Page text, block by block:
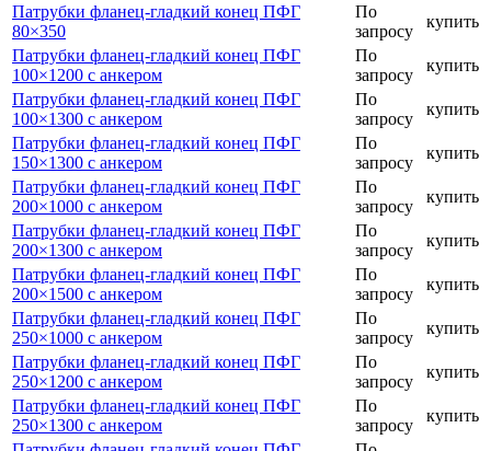
Патрубки фланец-гладкий конец ПФГ
80×350
По
запросу
купить
Патрубки фланец-гладкий конец ПФГ
100×1200 с анкером
По
запросу
купить
Патрубки фланец-гладкий конец ПФГ
100×1300 с анкером
По
запросу
купить
Патрубки фланец-гладкий конец ПФГ
150×1300 с анкером
По
запросу
купить
Патрубки фланец-гладкий конец ПФГ
200×1000 с анкером
По
запросу
купить
Патрубки фланец-гладкий конец ПФГ
200×1300 с анкером
По
запросу
купить
Патрубки фланец-гладкий конец ПФГ
200×1500 с анкером
По
запросу
купить
Патрубки фланец-гладкий конец ПФГ
250×1000 с анкером
По
запросу
купить
Патрубки фланец-гладкий конец ПФГ
250×1200 с анкером
По
запросу
купить
Патрубки фланец-гладкий конец ПФГ
250×1300 с анкером
По
запросу
купить